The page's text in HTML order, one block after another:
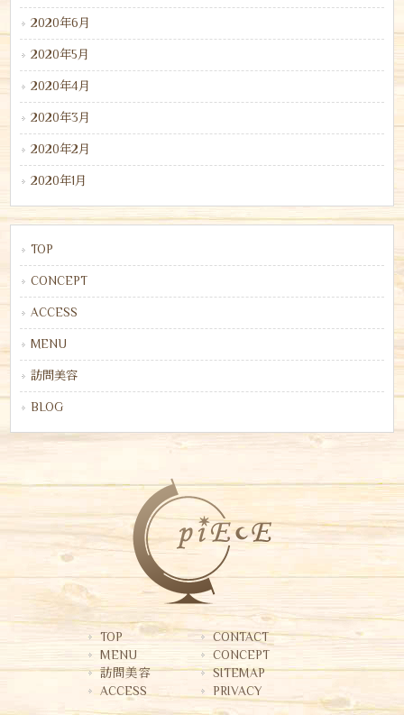
2020年6月
2020年5月
2020年4月
2020年3月
2020年2月
2020年1月
TOP
CONCEPT
ACCESS
MENU
訪問美容
BLOG
TOP
CONTACT
MENU
CONCEPT
訪問美容
SITEMAP
ACCESS
PRIVACY